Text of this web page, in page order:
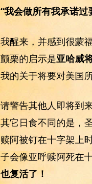
“我会做所有我承诺过
我醒来，并感到很蒙
颤栗的启示是亚哈威
我的关于将要对美国
请警告其他人即将到
其它日食不同的是，
赎阿被钉在十字架上
子会像亚呼赎阿死在
也复活了！